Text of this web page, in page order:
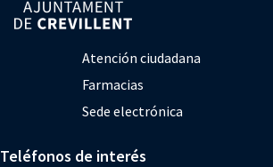
Atención ciudadana
Farmacias
Sede electrónica
Teléfonos de interés